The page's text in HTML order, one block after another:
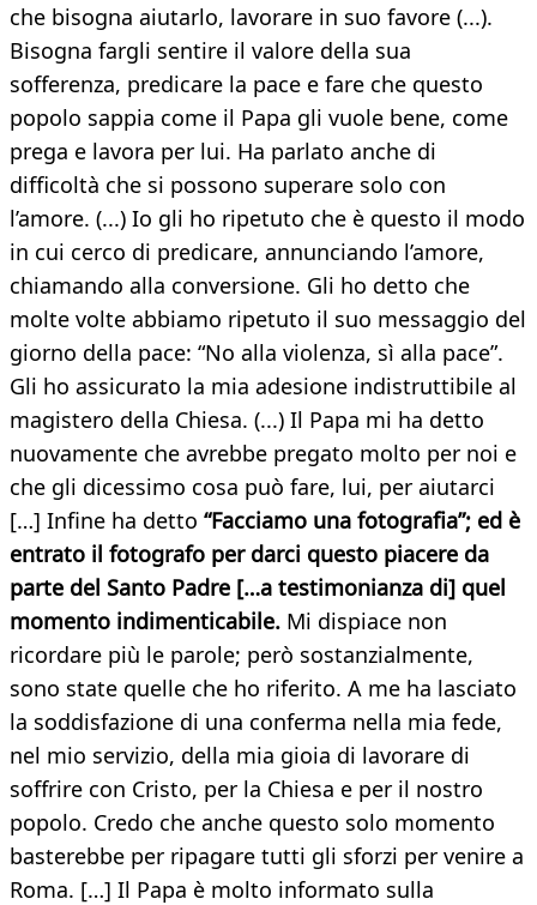
che bisogna aiutarlo, lavorare in suo favore (...).
Bisogna fargli sentire il valore della sua
sofferenza, predicare la pace e fare che questo
popolo sappia come il Papa gli vuole bene, come
prega e lavora per lui. Ha parlato anche di
difficoltà che si possono superare solo con
l’amore. (...) Io gli ho ripetuto che è questo il modo
in cui cerco di predicare, annunciando l’amore,
chiamando alla conversione. Gli ho detto che
molte volte abbiamo ripetuto il suo messaggio del
giorno della pace: “No alla violenza, sì alla pace”.
Gli ho assicurato la mia adesione indistruttibile al
magistero della Chiesa. (...) Il Papa mi ha detto
nuovamente che avrebbe pregato molto per noi e
che gli dicessimo cosa può fare, lui, per aiutarci
[…] Infine ha detto “Facciamo una fotografia”; ed è
entrato il fotografo per darci questo piacere da
parte del Santo Padre […a testimonianza di] quel
momento indimenticabile. Mi dispiace non
ricordare più le parole; però sostanzialmente,
sono state quelle che ho riferito. A me ha lasciato
la soddisfazione di una conferma nella mia fede,
nel mio servizio, della mia gioia di lavorare di
soffrire con Cristo, per la Chiesa e per il nostro
popolo. Credo che anche questo solo momento
basterebbe per ripagare tutti gli sforzi per venire a
Roma. […] Il Papa è molto informato sulla